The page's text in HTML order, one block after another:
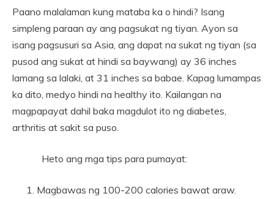
Paano malalaman kung mataba ka o hindi? Isang
simpleng paraan ay ang pagsukat ng tiyan. Ayon sa
isang pagsusuri sa Asia, ang dapat na sukat ng tiyan (sa
pusod ang sukat at hindi sa baywang) ay 36 inches
lamang sa lalaki, at 31 inches sa babae. Kapag lumampas
ka dito, medyo hindi na healthy ito. Kailangan na
magpapayat dahil baka magdulot ito ng diabetes,
arthritis at sakit sa puso.
Heto ang mga tips para pumayat:
Magbawas ng 100-200 calories bawat araw.